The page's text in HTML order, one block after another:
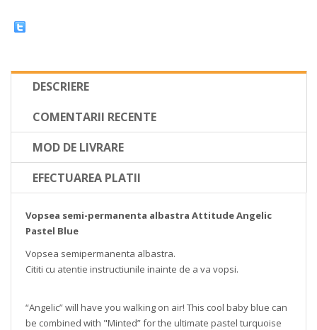
DESCRIERE
COMENTARII RECENTE
MOD DE LIVRARE
EFECTUAREA PLATII
Vopsea semi-permanenta albastra Attitude Angelic
Pastel Blue
Vopsea semipermanenta albastra.
Cititi cu atentie instructiunile inainte de a va vopsi.
“Angelic” will have you walking on air! This cool baby blue can
be combined with "Minted” for the ultimate pastel turquoise